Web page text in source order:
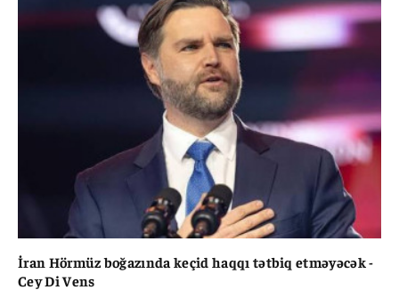
İran Hörmüz boğazında keçid haqqı tətbiq etməyəcək -
Cey Di Vens